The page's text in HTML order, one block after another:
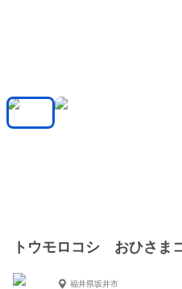
トウモロコシ おひさ
福井県坂井市